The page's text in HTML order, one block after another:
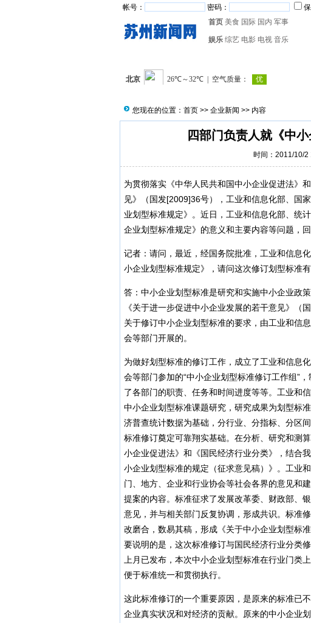
帐号： 密码：
首页 美食 国际 国内 军事
娱乐 综艺 电影 电视 音乐
您现在的位置： 首页 >> 企业新闻 >> 内容
四部门负责人就《中
时间：2011/10/2
为贯彻落实《中华人民共和国中小企业促进法》
见》（国发[2009]36号），工业和信息化部、国
业划型标准规定》。近日，工业和信息化部、统
企业划型标准规定》的意义和主要内容等问题，回
记者：请问，最近，经国务院批准，工业和信息
小企业划型标准规定》，请问这次修订划型标准
答：中小企业划型标准是研究和实施中小企业政
《关于进一步促进中小企业发展的若干意见》
关于修订中小企业划型标准的要求，由工业和信
会等部门开展的。
为做好划型标准的修订工作，成立了工业和信息
会等部门参加的“中小企业划型标准修订工作组”
了各部门的职责、任务和时间进度等等。工业和
中小企业划型标准课题研究，研究成果为划型标
济普查统计数据为基础，分行业、分指标、分区
标准修订奠定可靠翔实基础。在分析、研究和测
小企业促进法》和《国民经济行业分类》，结合
小企业划型标准的规定（征求意见稿）》。工业
门、地方、企业和行业协会等社会各界的意见和
提案的内容。标准征求了发展改革委、财政部、
意见，并与相关部门反复协调，形成共识。标准
改磨合，数易其稿，形成《关于中小企业划型标
要说明的是，这次标准修订与国民经济行业分类
上月已发布，本次中小企业划型标准在行业门类
便于标准统一和贯彻执行。
这此标准修订的一个重要原因，是原来的标准已
企业真实状况和对经济的贡献。原来的中小企业